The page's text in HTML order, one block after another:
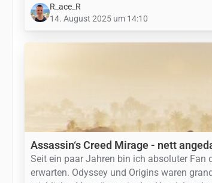
R_ace_R
14. August 2025 um 14:10
Assassin‘s Creed Mirage - nett
Seit ein paar Jahren bin ich absoluter Fan
erwarten. Odyssey und Origins waren